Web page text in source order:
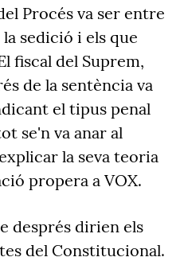
Procés va ser entre
sedició i els que
fiscal del Suprem,
de la sentència va
el tipus penal
se'n va anar al
la seva teoria
propera a VOX.
després dirien els
del Constitucional.